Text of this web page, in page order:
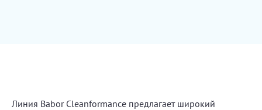
Линия Babor Cleanformance предлагает широкий